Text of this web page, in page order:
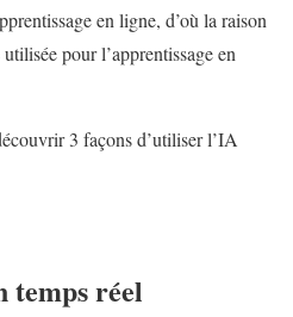
en ligne, d’où la raison
pour l’apprentissage en
3 façons d’utiliser l’IA
temps réel